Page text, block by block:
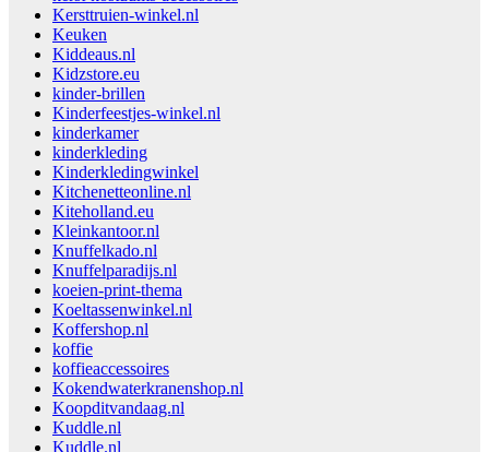
Kersttruien-winkel.nl
Keuken
Kiddeaus.nl
Kidzstore.eu
kinder-brillen
Kinderfeestjes-winkel.nl
kinderkamer
kinderkleding
Kinderkledingwinkel
Kitchenetteonline.nl
Kiteholland.eu
Kleinkantoor.nl
Knuffelkado.nl
Knuffelparadijs.nl
koeien-print-thema
Koeltassenwinkel.nl
Koffershop.nl
koffie
koffieaccessoires
Kokendwaterkranenshop.nl
Koopditvandaag.nl
Kuddle.nl
Kuddle.nl